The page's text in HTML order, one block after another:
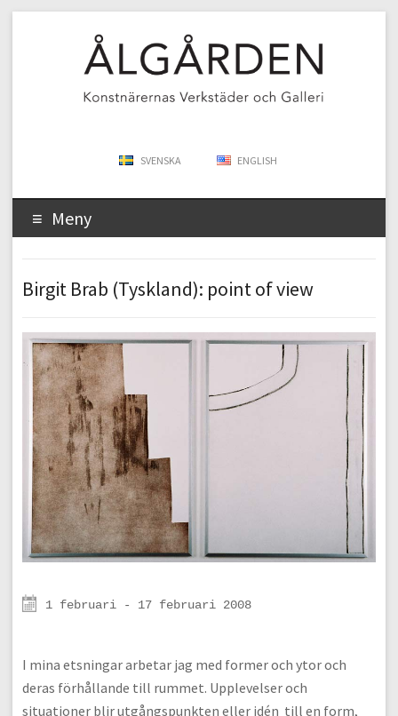
SVENSKA ENGLISH
Meny
Birgit Brab (Tyskland): point of view
1 februari - 17 februari 2008
I mina etsningar arbetar jag med former och ytor och
deras förhållande till rummet. Upplevelser och
situationer blir utgångspunkten eller idén till en form,